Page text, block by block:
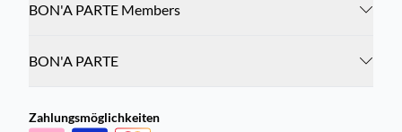
BON'A PARTE Members
BON'A PARTE
Zahlungsmöglichkeiten